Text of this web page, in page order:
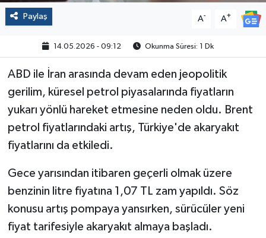
Paylaş A- A+
14.05.2026 - 09:12 Okunma Süresi: 1 Dk
ABD ile İran arasında devam eden jeopolitik
gerilim, küresel petrol piyasalarında fiyatların
yukarı yönlü hareket etmesine neden oldu. Brent
petrol fiyatlarındaki artış, Türkiye'de akaryakıt
fiyatlarını da etkiledi.
Gece yarısından itibaren geçerli olmak üzere
benzinin litre fiyatına 1,07 TL zam yapıldı. Söz
konusu artış pompaya yansırken, sürücüler yeni
fiyat tarifesiyle akaryakıt almaya başladı.
Çalışma Hayatı
Kadın
Yurt
2024 Seçim Sonuçları